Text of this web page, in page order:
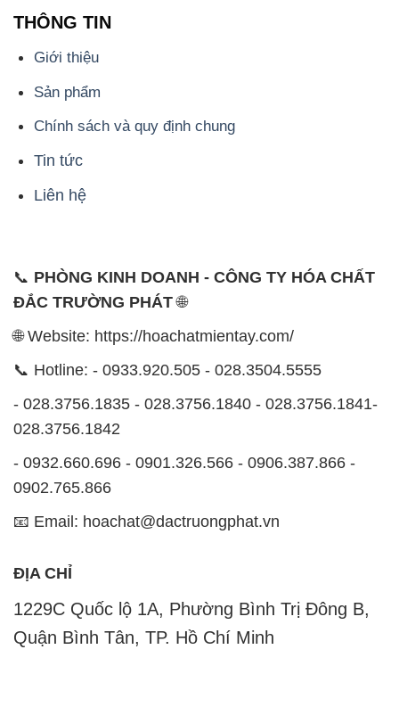
THÔNG TIN
Giới thiệu
Sản phẩm
Chính sách và quy định chung
Tin tức
Liên hệ
📞 PHÒNG KINH DOANH - CÔNG TY HÓA CHẤT
ĐẮC TRƯỜNG PHÁT🌐
🌐 Website: https://hoachatmientay.com/
📞 Hotline: - 0933.920.505 - 028.3504.5555
- 028.3756.1835 - 028.3756.1840 - 028.3756.1841-
028.3756.1842
- 0932.660.696 - 0901.326.566 - 0906.387.866 -
0902.765.866
📧 Email: hoachat@dactruongphat.vn
ĐỊA CHỈ
1229C Quốc lộ 1A, Phường Bình Trị Đông B,
Quận Bình Tân, TP. Hồ Chí Minh